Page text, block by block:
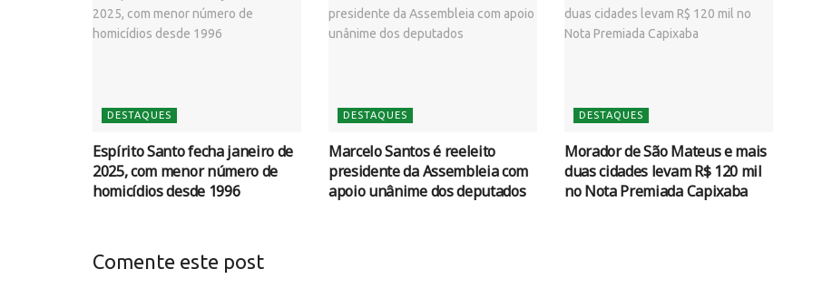
DESTAQUES
Espírito Santo fecha janeiro de
2025, com menor número de
homicídios desde 1996
DESTAQUES
Marcelo Santos é reeleito
presidente da Assembleia com
apoio unânime dos deputados
DESTAQUES
Morador de São Mateus e mais
duas cidades levam R$ 120 mil
no Nota Premiada Capixaba
Comente este post